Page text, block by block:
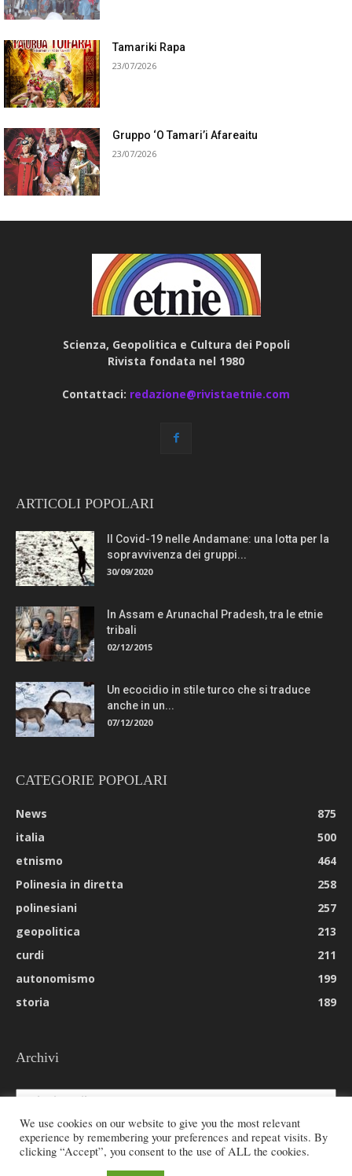
Tamariki Rapa
23/07/2026
Gruppo ‘O Tamari’i Afareaitu
23/07/2026
Scienza, Geopolitica e Cultura dei Popoli
Rivista fondata nel 1980
Contattaci: redazione@rivistaetnie.com
ARTICOLI POPOLARI
Il Covid-19 nelle Andamane: una lotta per la
sopravvivenza dei gruppi...
30/09/2020
In Assam e Arunachal Pradesh, tra le etnie
tribali
02/12/2015
Un ecocidio in stile turco che si traduce
anche in un...
07/12/2020
CATEGORIE POPOLARI
News
875
italia
500
etnismo
464
Polinesia in diretta
258
polinesiani
257
geopolitica
213
curdi
211
autonomismo
199
storia
189
Archivi
Archivi
We use cookies on our website to give you the most relevant
experience by remembering your preferences and repeat visits. By
clicking “Accept”, you consent to the use of ALL the cookies.